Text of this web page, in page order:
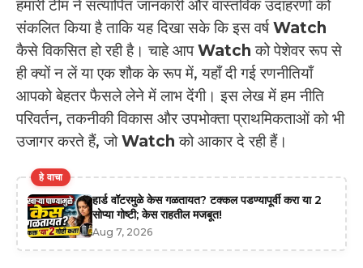
हमारी टीम ने सत्यापित जानकारी और वास्तविक उदाहरणों को
संकलित किया है ताकि यह दिखा सके कि इस वर्षWatch
कैसे विकसित हो रही है। चाहे आपWatch को पेशेवर रूप से
ही क्यों न लें या एक शौक के रूप में, यहाँ दी गई रणनीतियाँ
आपको बेहतर फैसले लेने में लाभ देंगी। इस लेख में हम नीति
परिवर्तन, तकनीकी विकास और उपभोक्ता प्राथमिकताओं को भी
उजागर करते हैं, जोWatch को आकार दे रही हैं।
हे वाचा
हार्ड वॉटरमुळे केस गळतायत? टक्कल पडण्यापूर्वी करा या 2
सोप्या गोष्टी; केस राहतील मजबूत!
Aug 7, 2026